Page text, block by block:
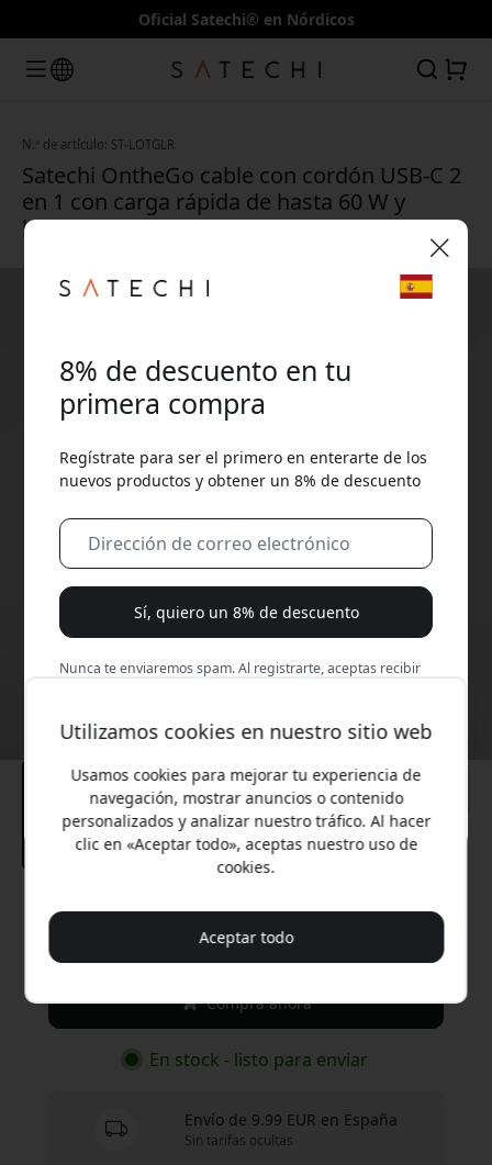
Oficial Satechi® en Nórdicos
N.º de artículo: ST-LOTGLR
Satechi OntheGo cable con cordón USB-C 2
en 1 con carga rápida de hasta 60 W y
longitud ajustable, 1,5 m - Rosa del desierto
Precio recomendado
34.99 EUR
Compra ahora
En stock - listo para enviar
Envío de 9.99 EUR en España
Sin tarifas ocultas
Utilizamos cookies en nuestro sitio web
Usamos cookies para mejorar tu experiencia de
navegación, mostrar anuncios o contenido
personalizados y analizar nuestro tráfico. Al hacer
clic en «Aceptar todo», aceptas nuestro uso de
cookies.
Aceptar todo
8% de descuento en tu
primera compra
Regístrate para ser el primero en enterarte de los
nuevos productos y obtener un 8% de descuento
Sí, quiero un 8% de descuento
Nunca te enviaremos spam. Al registrarte, aceptas recibir
No, prefiero pagar el precio completo.
🎉 Tu código de descuento:
Usa este código en la caja para obtener 8% de
descuento.